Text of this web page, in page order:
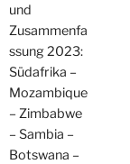
und
Zusammenfa
ssung 2023:
Südafrika –
Mozambique
– Zimbabwe
– Sambia –
Botswana –